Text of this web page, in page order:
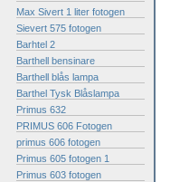
Max Sivert 1 liter fotogen
Sievert 575 fotogen
Barhtel 2
Barthell bensinare
Barthell blås lampa
Barthel Tysk Blåslampa
Primus 632
PRIMUS 606 Fotogen
primus 606 fotogen
Primus 605 fotogen 1
Primus 603 fotogen